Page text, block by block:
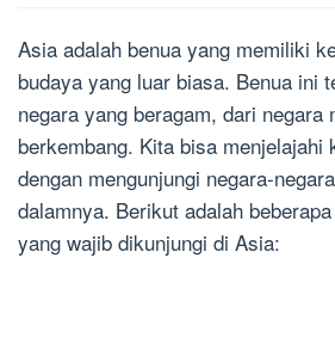
Asia adalah benua yang memiliki
budaya yang luar biasa. Benua ini
negara yang beragam, dari negara
berkembang. Kita bisa menjelajahi
dengan mengunjungi negara-
dalamnya. Berikut adalah
yang wajib dikunjungi di Asia: